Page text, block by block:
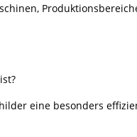
eine besonders